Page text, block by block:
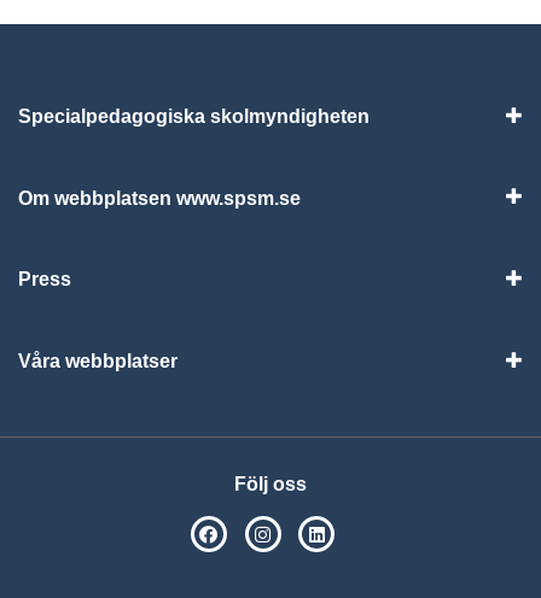
Specialpedagogiska skolmyndigheten
Om webbplatsen www.spsm.se
Press
Våra webbplatser
Följ oss
SPSM på Facebook
SPSM på Instagram